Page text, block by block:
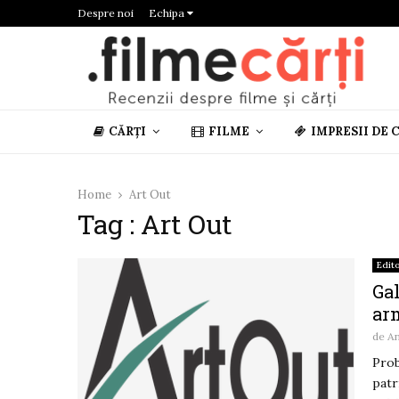
Despre noi Echipa
CĂRȚI FILME IMPRESII DE
Home Art Out
Tag : Art Out
de